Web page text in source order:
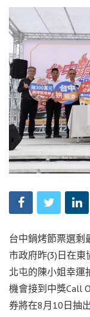
台中鍋烤節票選剩
市政府昨(3)日在東
北屯的陳小姐幸運
機會接到中獎Call
券將在8月10日抽